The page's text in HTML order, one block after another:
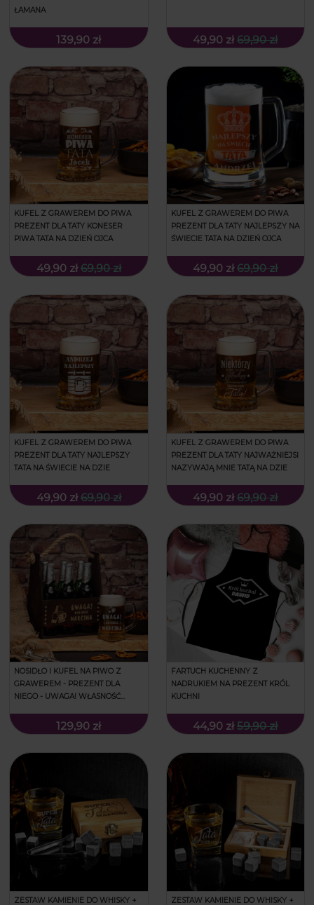
ŁAMANA
139,90 zł 49,90 zł 69,90 zł
KUFEL Z GRAWEREM DO PIWA
PREZENT DLA TATY KONESER
PIWA TATA NA DZIEŃ OJCA
49,90 zł 69,90 zł
KUFEL Z GRAWEREM DO PIWA
PREZENT DLA TATY NAJLEPSZY NA
ŚWIECIE TATA NA DZIEŃ OJCA
49,90 zł 69,90 zł
KUFEL Z GRAWEREM DO PIWA
PREZENT DLA TATY NAJLEPSZY
TATA NA ŚWIECIE NA DZIE
49,90 zł 69,90 zł
KUFEL Z GRAWEREM DO PIWA
PREZENT DLA TATY NAJWAŻNIEJSI
NAZYWAJĄ MNIE TATĄ NA DZIE
49,90 zł 69,90 zł
NOSIDŁO I KUFEL NA PIWO Z
GRAWEREM - PREZENT DLA
NIEGO - UWAGA! WŁASNOŚĆ...
129,90 zł
FARTUCH KUCHENNY Z
NADRUKIEM NA PREZENT KRÓL
KUCHNI
44,90 zł 59,90 zł
ZESTAW KAMIENIE DO WHISKY +
ZESTAW KAMIENIE DO WHISKY +